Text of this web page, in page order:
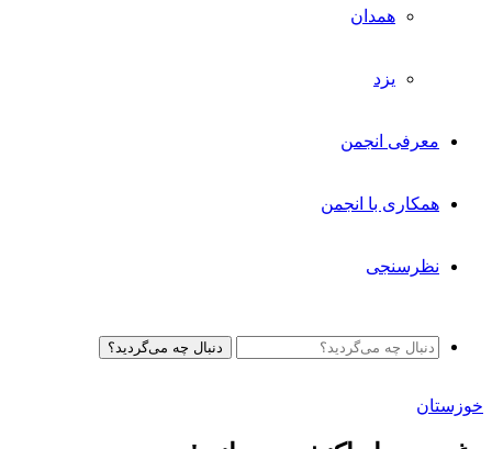
همدان
یزد
معرفی انجمن
همکاری با انجمن
نظرسنجی
دنبال چه می‌گردید؟
خوزستان